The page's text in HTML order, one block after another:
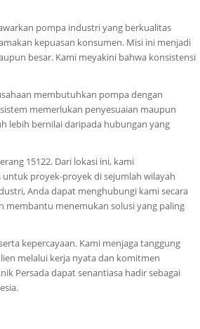
pompa industri yang berkualitas
kepuasan konsumen. Misi ini menjadi
besar. Kami meyakini bahwa konsistensi
membutuhkan pompa dengan
memerlukan penyesuaian maupun
lebih bernilai daripada hubungan yang
15122. Dari lokasi ini, kami
proyek-proyek di sejumlah wilayah
Anda dapat menghubungi kami secara
membantu menemukan solusi yang paling
kepercayaan. Kami menjaga tanggung
melalui kerja nyata dan komitmen
Persada dapat senantiasa hadir sebagai